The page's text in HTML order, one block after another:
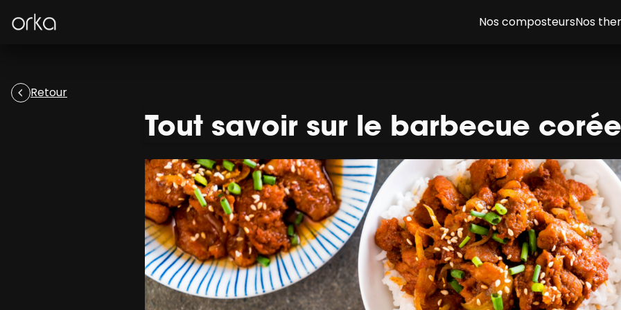
Orka Nos composteursNos
Retour
Tout savoir sur le barbecue